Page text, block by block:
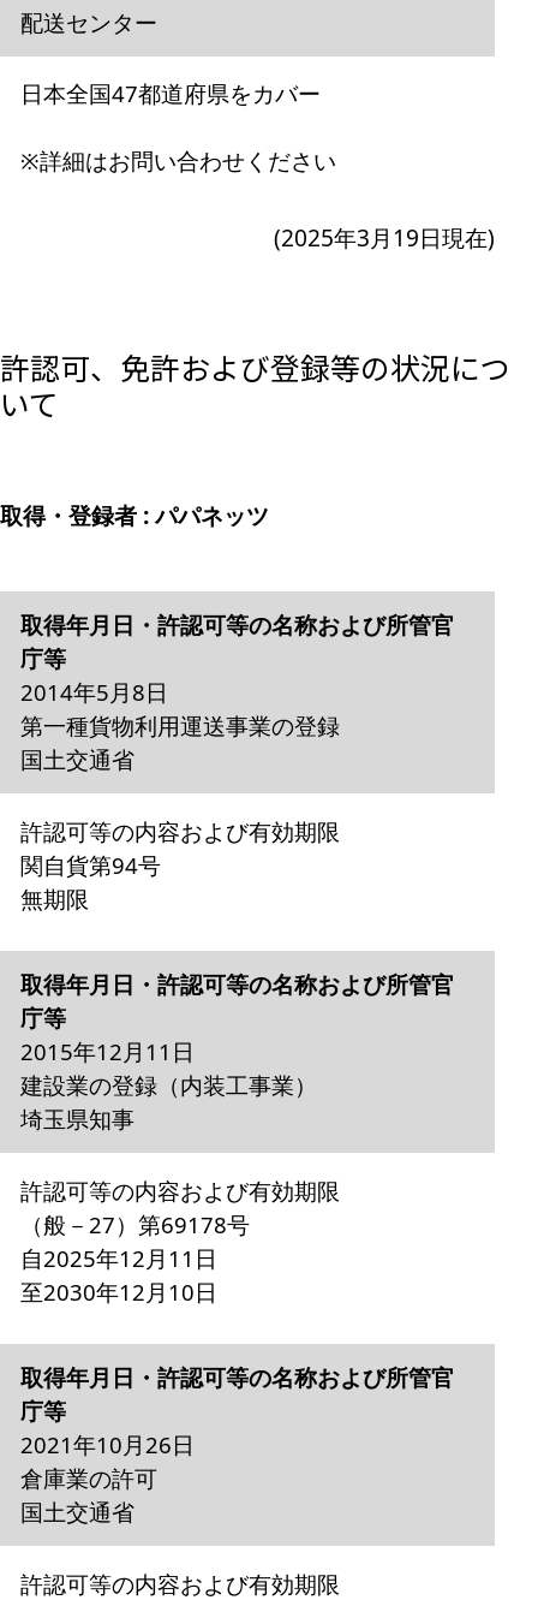
配送センター
日本全国47都道府県をカバー
※詳細はお問い合わせください
(2025年3月19日現在)
許認可、免許および登録等の状況につ
いて
取得・登録者 : パパネッツ
取得年月日・許認可等の名称および所管官
庁等
2014年5月8日
第一種貨物利用運送事業の登録
国土交通省
許認可等の内容および有効期限
関自貨第94号
無期限
取得年月日・許認可等の名称および所管官
庁等
2015年12月11日
建設業の登録（内装工事業）
埼玉県知事
許認可等の内容および有効期限
（般－27）第69178号
自2025年12月11日
至2030年12月10日
取得年月日・許認可等の名称および所管官
庁等
2021年10月26日
倉庫業の許可
国土交通省
許認可等の内容および有効期限